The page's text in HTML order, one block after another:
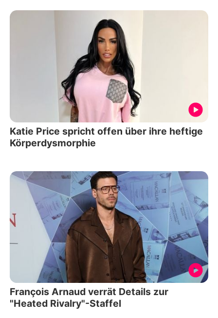
Katie Price spricht offen über ihre heftige
Körperdysmorphie
François Arnaud verrät Details zur
"Heated Rivalry"-Staffel